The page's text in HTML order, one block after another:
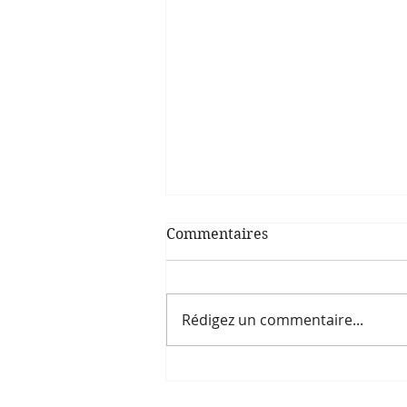
Commentaires
Rédigez un commentaire...